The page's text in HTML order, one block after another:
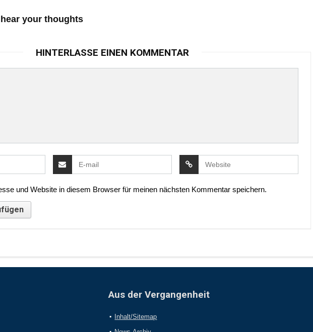
your thoughts
HINTERLASSE EINEN KOMMENTAR
und Website in diesem Browser für meinen nächsten Kommentar speichern.
Aus der Vergangenheit
Inhalt/Sitemap